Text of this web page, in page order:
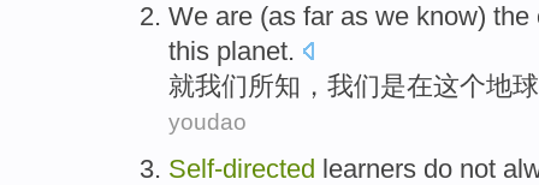
We are (as far as we know) the
this planet.
就我们所知 ，我们是在这个地
youdao
Self-directed learners do not